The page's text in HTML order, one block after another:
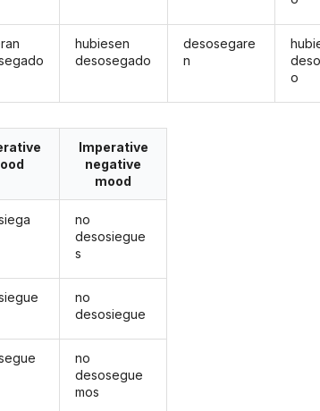
hubiesen
desosegado
desosegare
n
o
Imperative
negative
mood
no
desosiegue
s
no
desosiegue
no
desosegue
mos